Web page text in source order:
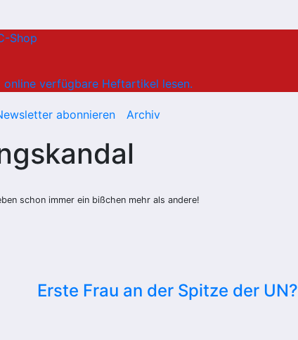
Shop
online verfügbare Heftartikel lesen.
abonnieren Archiv
schon immer ein bißchen mehr als andere!
Erste Frau an der Spitze der UN?